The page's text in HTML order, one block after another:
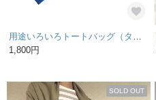
1,800円
SOLD OUT